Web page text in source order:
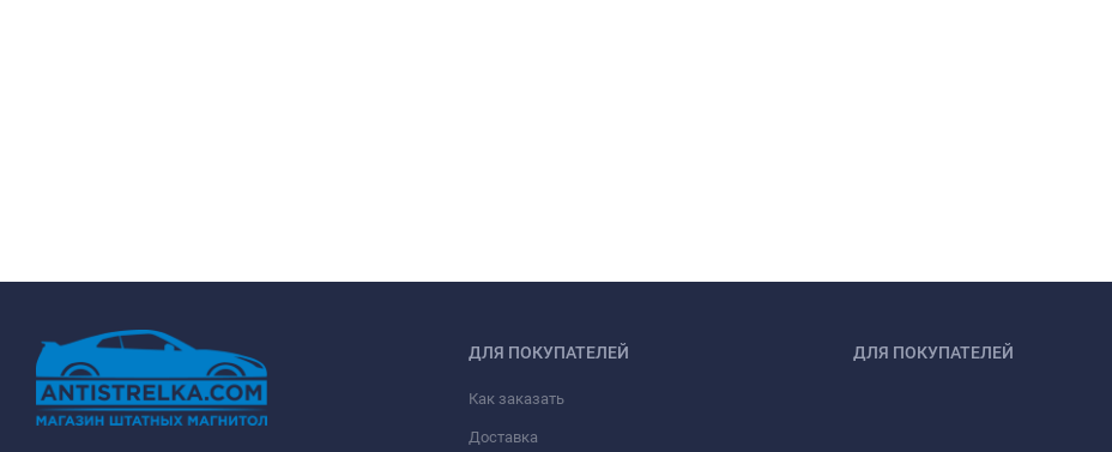
ДЛЯ ПОКУПАТЕЛЕЙ
Как заказать
Доставка
ДЛЯ ПОКУПАТЕЛЕЙ